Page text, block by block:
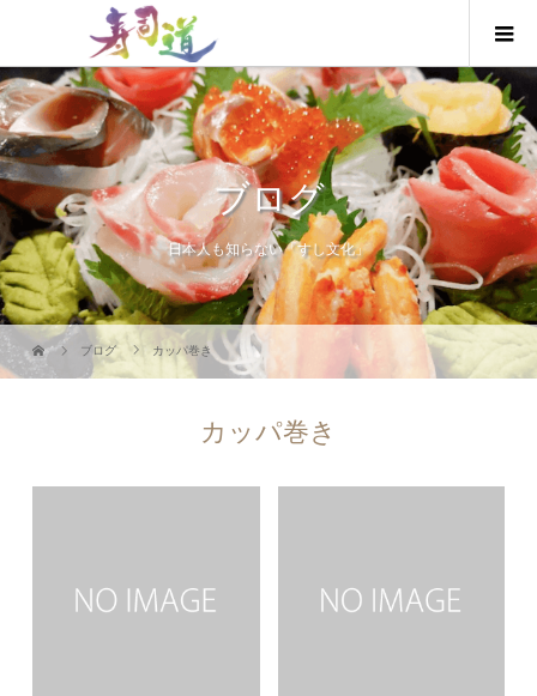
ブログ
日本人も知らない「すし文化」
ブログ カッパ巻き
カッパ巻き